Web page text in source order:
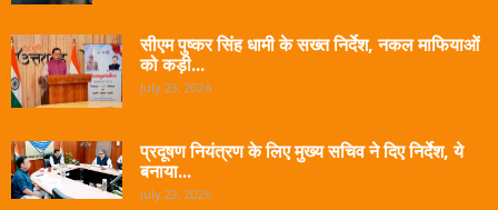
सीएम पुष्कर सिंह धामी के सख्त निर्देश, नकल माफियाओं
को कड़ी...
July 23, 2026
प्रदूषण नियंत्रण के लिए मुख्य सचिव ने दिए निर्देश, ये
बनाया...
July 22, 2026